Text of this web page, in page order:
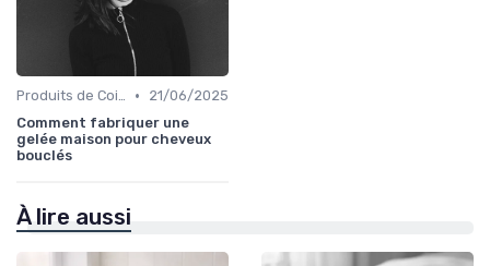
Produits de Coiffage •
21/06/2025
Comment fabriquer une
gelée maison pour cheveux
bouclés
À lire aussi